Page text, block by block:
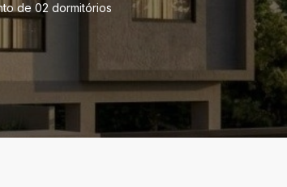
de 02 dormitórios